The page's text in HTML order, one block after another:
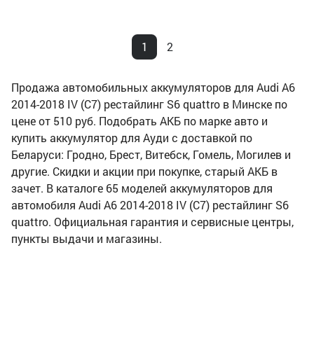
1 2
Продажа автомобильных аккумуляторов для Audi A6
2014-2018 IV (C7) рестайлинг S6 quattro в Минске по
цене от 510 руб. Подобрать АКБ по марке авто и
купить аккумулятор для Ауди с доставкой по
Беларуси: Гродно, Брест, Витебск, Гомель, Могилев и
другие. Скидки и акции при покупке, старый АКБ в
зачет. В каталоге 65 моделей аккумуляторов для
автомобиля Audi A6 2014-2018 IV (C7) рестайлинг S6
quattro. Официальная гарантия и сервисные центры,
пункты выдачи и магазины.